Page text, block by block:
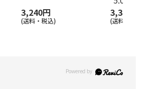
3,240円
(送料・税込)
3,300円
(送料・税込)